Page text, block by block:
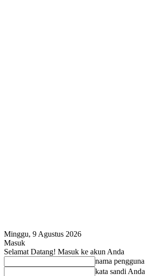
Minggu, 9 Agustus 2026
Masuk
Selamat Datang! Masuk ke akun Anda
nama pengguna
kata sandi Anda